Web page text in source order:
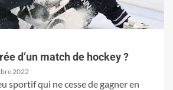
d’un match de hockey ?
2022
sportif qui ne cesse de gagner en